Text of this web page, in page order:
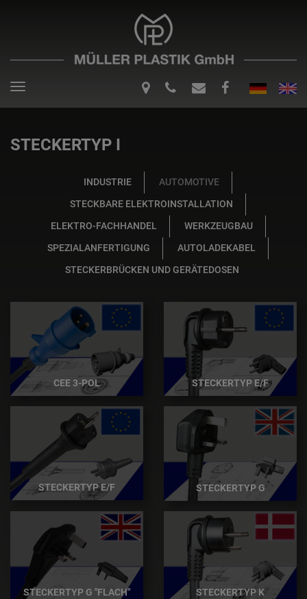
Toggle
STECKERTYP I
INDUSTRIE
AUTOMOTIVE
STECKBARE ELEKTROINSTALLATION
ELEKTRO-FACHHANDEL
WERKZEUGBAU
SPEZIALANFERTIGUNG
AUTOLADEKABEL
STECKERBRÜCKEN UND GERÄTEDOSEN
CEE 3-POL STECKERTYP E/F
STECKERTYP E/F STECKERTYP G
STECKERTYP G "FLACH" STECKERTYP K